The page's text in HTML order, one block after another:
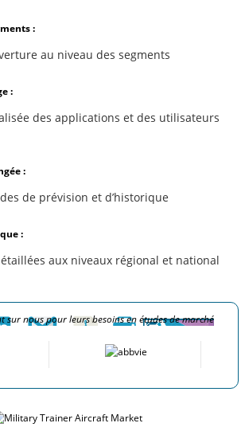
:
au niveau des segments
:
des applications et des utilisateurs
:
de prévision et d’historique
:
aux niveaux régional et national
sur nous pour leurs besoins en études de marché